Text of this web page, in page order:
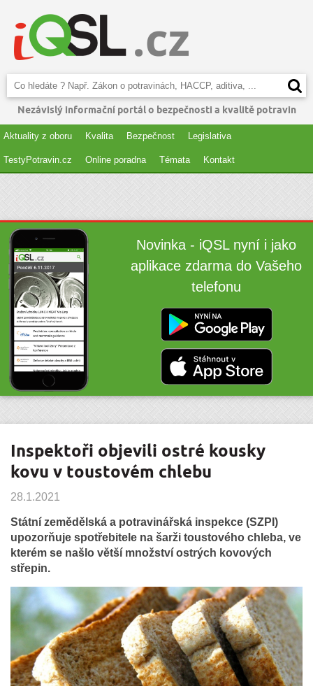
Nezávislý informační portál o bezpečnosti a kvalitě potravin
Aktuality z oboru Kvalita Bezpečnost Legislativa
TestyPotravin.cz Online poradna Témata Kontakt
Novinka - iQSL nyní i jako
aplikace zdarma do Vašeho
telefonu
Inspektoři objevili ostré kousky
kovu v toustovém chlebu
28.1.2021
Státní zemědělská a potravinářská inspekce (SZPI)
upozorňuje spotřebitele na šarži toustového chleba, ve
kterém se našlo větší množství ostrých kovových
střepin.